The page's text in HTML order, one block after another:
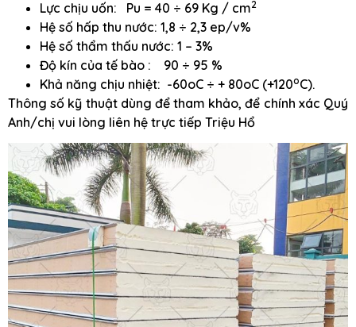
Lực chịu uốn: Pu = 40 ÷ 69 Kg / cm2
Hệ số hấp thu nước: 1,8 ÷ 2,3 ep/v%
Hệ số thẩm thấu nước: 1 – 3%
Độ kín của tế bào : 90 ÷ 95 %
Khả năng chịu nhiệt: -60oC ÷ + 80oC (+120oC).
Thông số kỹ thuật dùng để tham khảo, để chính xác Quý
Anh/chị vui lòng liên hệ trực tiếp Triệu Hổ